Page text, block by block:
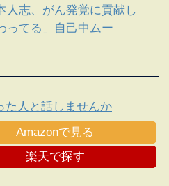
人志、がん発覚に貢献し
ってる」自己中ムー
た人と話しませんか
Amazonで見る
楽天で探す